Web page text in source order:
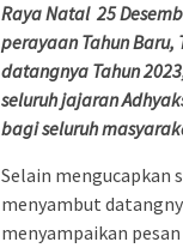
Raya Natal 25
perayaan Tahun
datangnya Tahun
seluruh jajaran
bagi seluruh
Selain mengucapkan
menyambut
menyampaikan